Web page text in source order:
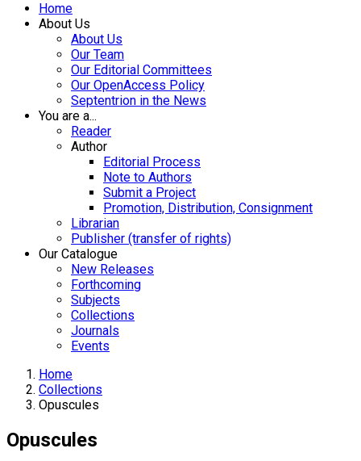
Home
About Us
About Us
Our Team
Our Editorial Committees
Our OpenAccess Policy
Septentrion in the News
You are a...
Reader
Author
Editorial Process
Note to Authors
Submit a Project
Promotion, Distribution, Consignment
Librarian
Publisher (transfer of rights)
Our Catalogue
New Releases
Forthcoming
Subjects
Collections
Journals
Events
Home
Collections
Opuscules
Opuscules